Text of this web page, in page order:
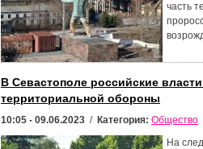
часть
В Севастополе российские
территориальной обороны
10:05 - 09.06.2023 / Категория: Общество
На